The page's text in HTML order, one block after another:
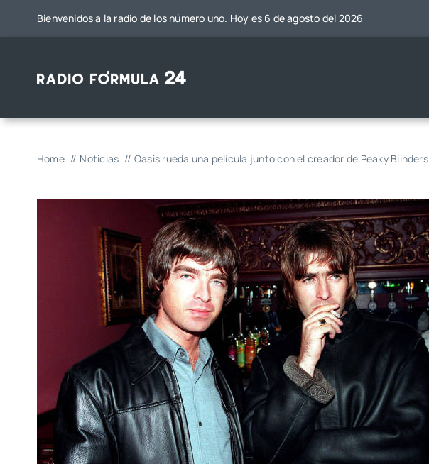
Bienvenidos a la radio de los número uno. Hoy es 6 de agosto del 2026
Home Noticias Oasis rueda una película junto con el creador de Peaky Blinders